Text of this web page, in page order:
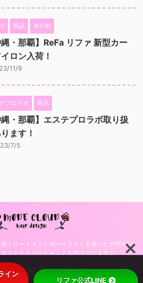
商品 未分類
縄・那覇】ReFa リファ 新型カー
ロン入荷！
11/9
プロラボ 商品
縄・那覇】エステプロラボ取り扱
ます！
7/5
トリートメントやハイライトを使ったデザイン
ットトトリートメントもやっています！
987-0697
イン
リファ公式LINE